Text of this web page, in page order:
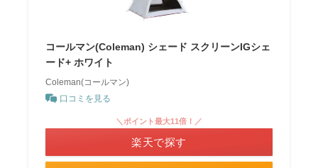
コールマン(Coleman) シェード スクリーンIGシェ
ード+ ホワイト
Coleman(コールマン)
口コミを見る
＼ポイント最大11倍！／
楽天で探す